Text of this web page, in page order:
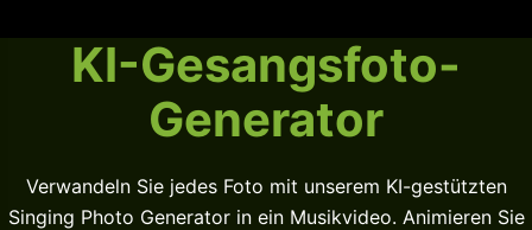
KI-Gesangsfoto-
Generator
Verwandeln Sie jedes Foto mit unserem KI-gestützten
Singing Photo Generator in ein Musikvideo. Animieren Sie